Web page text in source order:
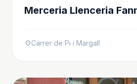
Merceria Llenceria
location_onCarrer de Pi i Margall